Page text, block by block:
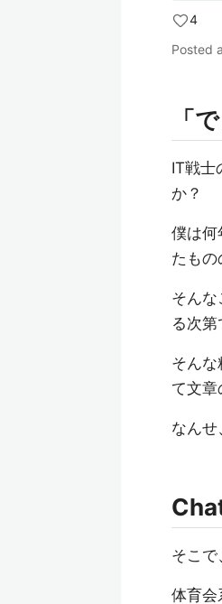
4
Posted
「
IT戦士
か？
僕は何
たも
そん
る次
そん
て文
なんせ
そこ
体育会